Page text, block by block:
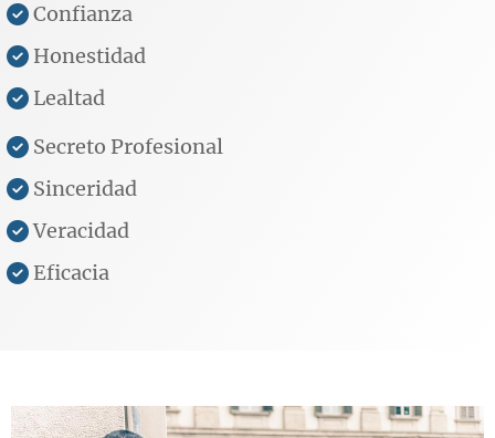
Confianza
Honestidad
Lealtad
Secreto Profesional
Sinceridad
Veracidad
Eficacia